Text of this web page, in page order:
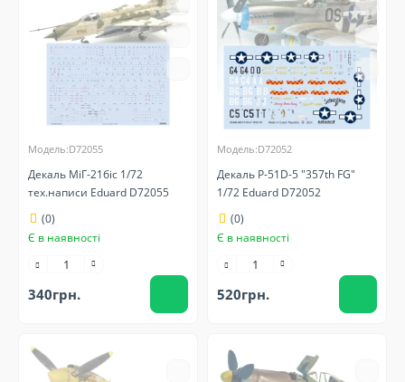
Модель:D72055
Декаль МіГ-21біс 1/72
тех.написи Eduard D72055
(0)
Є в наявності
340грн.
Модель:D72052
Декаль P-51D-5 "357th FG"
1/72 Eduard D72052
(0)
Є в наявності
520грн.